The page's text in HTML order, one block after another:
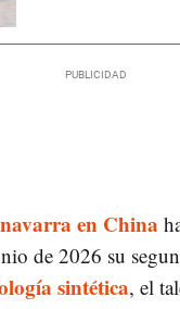
en China
de 2026 su
sintética, el